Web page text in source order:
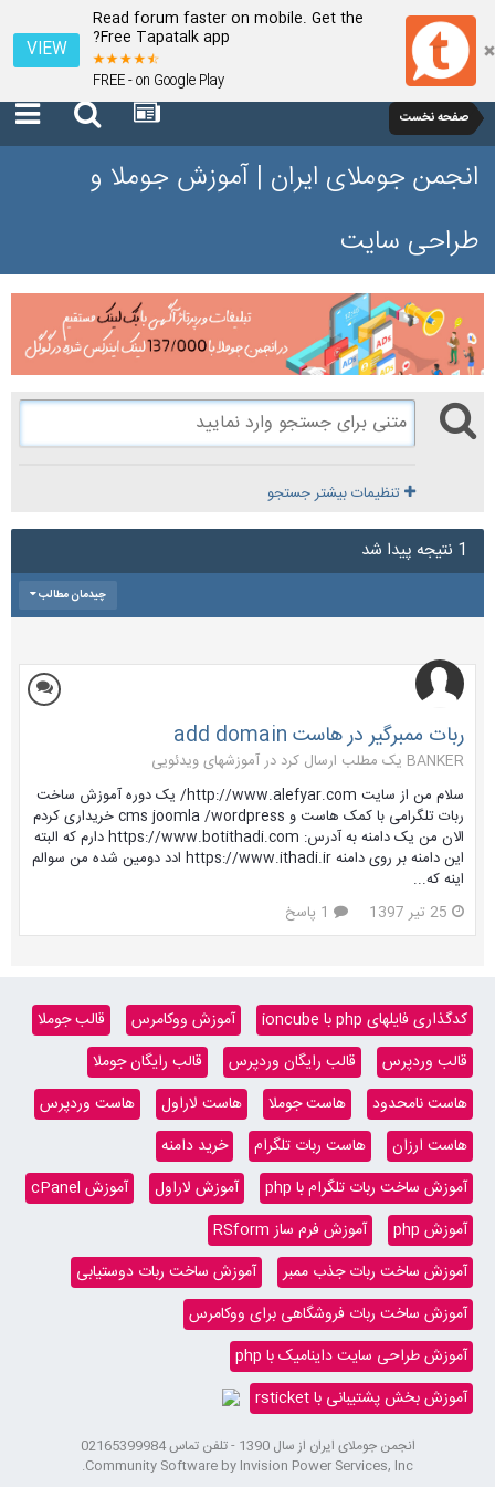
Read forum faster on mobile. Get the
Free Tapatalk app?
FREE - on Google Play
VIEW
صفحه نخست
انجمن جوملای ایران | آموزش جوملا و
طراحی سایت
تنظیمات بیشتر جستجو
1 نتیجه پیدا شد
چیدمان مطالب
ربات ممبرگیر در هاست add domain
BANKER یک مطلب ارسال کرد در
آموزشهای ویدئویی
سلام من از سایت http://www.alefyar.com/ یک دوره آموزش ساخت
ربات تلگرامی با کمک هاست و cms joomla /wordpress خریداری کردم
الان من یک دامنه به آدرس: https://www.botithadi.com دارم که البته
این دامنه بر روی دامنه https://www.ithadi.ir ادد دومین شده من سوالم
اینه که...
25 تیر 1397
کدگذاری فایلهای php با ioncube آموزش ووکامرس
قالب جوملا
قالب وردپرس
قالب رایگان وردپرس
قالب رایگان جوملا
هاست نامحدود
هاست جوملا هاست لاراول
هاست وردپرس
هاست ارزان
هاست ربات تلگرام
خرید دامنه
آموزش ساخت ربات تلگرام با php
آموزش لاراول
آموزش cPanel
آموزش php
آموزش فرم ساز RSform
آموزش ساخت ربات جذب ممبر
آموزش ساخت ربات دوستیابی
آموزش ساخت ربات فروشگاهی برای ووکامرس
آموزش طراحی سایت داینامیک با php
آموزش بخش پشتیبانی با rsticket
انجمن جوملای ایران از سال 1390 - تلفن تماس 02165399984
Community Software by Invision Power Services, Inc.